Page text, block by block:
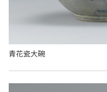
青花瓷大碗